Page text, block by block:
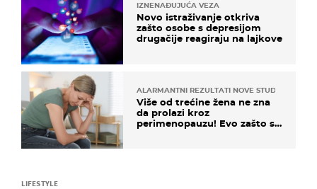
IZNENAĐUJUĆA VEZA
Novo istraživanje otkriva
zašto osobe s depresijom
drugačije reagiraju na lajkove
ALARMANTNI REZULTATI NOVE STUDIJE
Više od trećine žena ne zna
da prolazi kroz
perimenopauzu! Evo zašto su
LIFESTYLE